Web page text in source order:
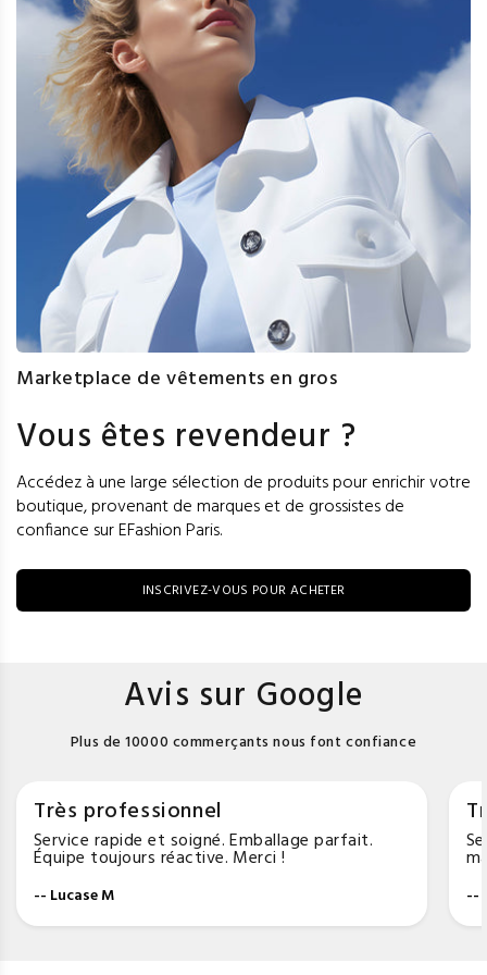
Marketplace de vêtements en gros
Vous êtes revendeur ?
Accédez à une large sélection de produits pour enrichir votre
boutique, provenant de marques et de grossistes de
confiance sur EFashion Paris.
INSCRIVEZ-VOUS POUR ACHETER
Avis sur Google
Plus de 10000 commerçants nous font confiance
Très professionnel
Service rapide et soigné. Emballage parfait.
Équipe toujours réactive. Merci !
-- Lucase M --